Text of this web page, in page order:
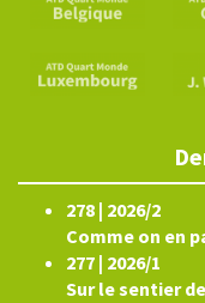
278 | 2026/2
Comme on en
277 | 2026/1
Sur le sentier